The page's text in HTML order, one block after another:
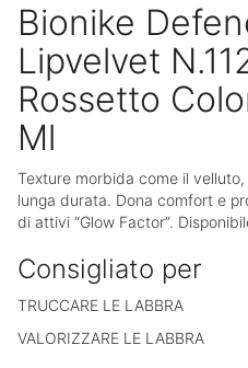
Bionike
Lipvelvet
Rossetto
Ml
Texture morbida come il
lunga durata. Dona comfort e
di attivi “Glow Factor”.
Consigliato per
TRUCCARE LE LABBRA
VALORIZZARE LE LABBRA